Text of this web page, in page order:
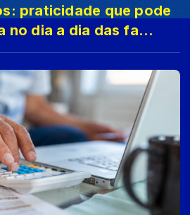
praticidade que pode
no dia a dia das fa...